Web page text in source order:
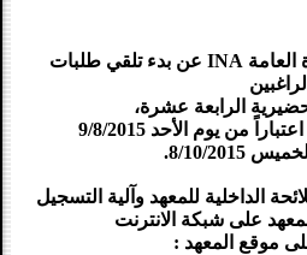
أعلن المعهد الوطني للإدارة العامة INA عن بدء تلقي طلبات
الراغبين
الرابعة عشرة،
من يوم الأحد 9/8/2015
8/10/2015.
الداخلية للمعهد وآلية التسجيل
على شبكة الانترنت
موقع المعهد :